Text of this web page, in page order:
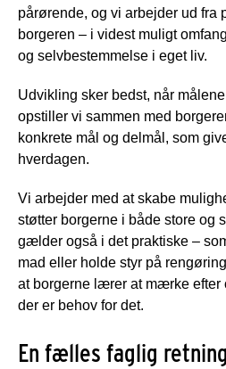
pårørende, og vi arbejder ud fra
borgeren – i videst muligt
og selvbestemmelse i eget liv.
Udvikling sker bedst, når
opstiller vi sammen med
konkrete mål og delmål, som
hverdagen.
Vi arbejder med at skabe
støtter borgerne i både store og
gælder også i det praktiske –
mad eller holde styr på
at borgerne lærer at mærke
der er behov for det.
En fælles faglig retning